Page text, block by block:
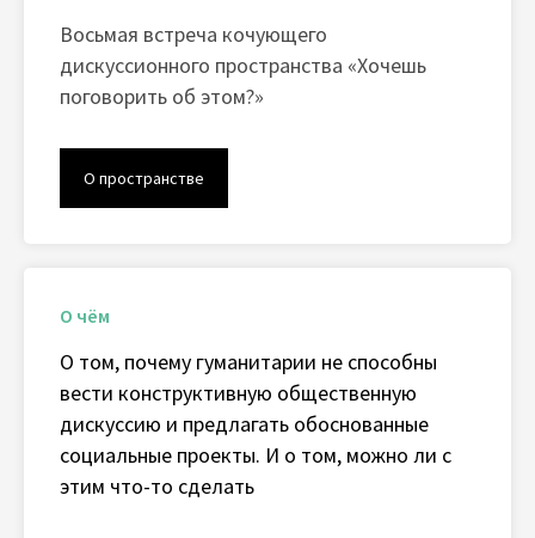
Восьмая встреча кочующего
дискуссионного пространства «Хочешь
поговорить об этом?»
О пространстве
О чём
О том, почему гуманитарии не способны
вести конструктивную общественную
дискуссию и предлагать обоснованные
социальные проекты. И о том, можно ли с
этим что-то сделать